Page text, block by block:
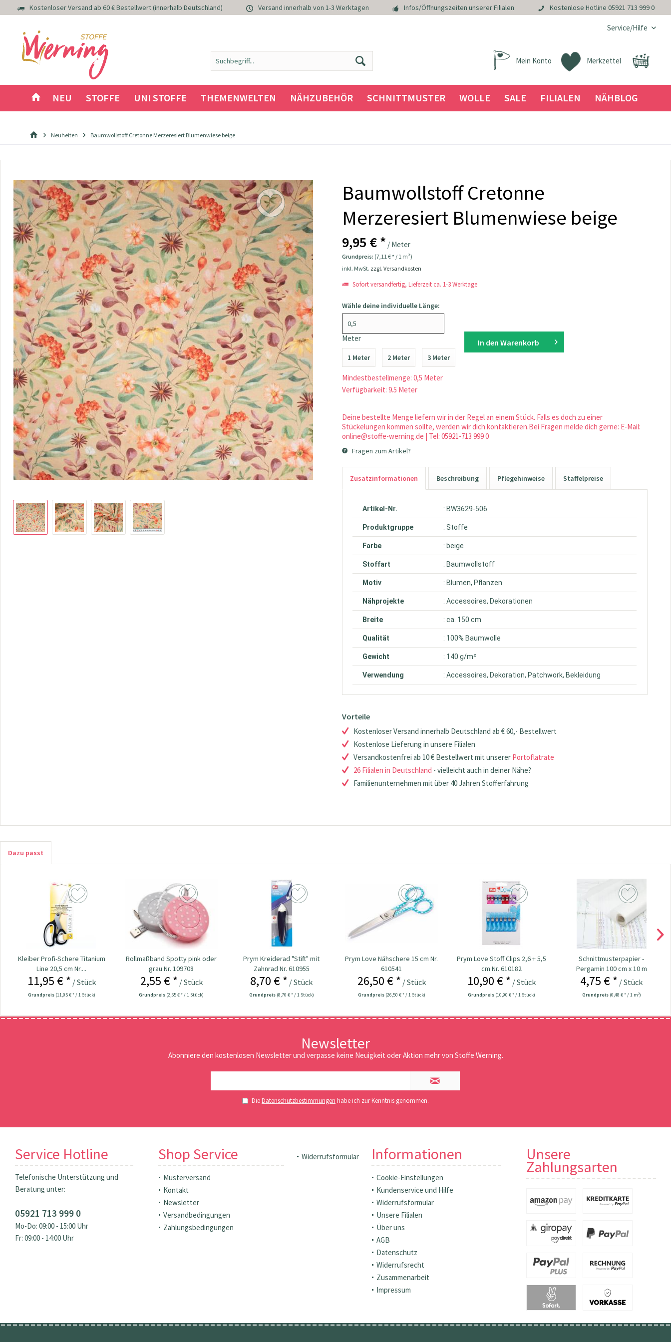
Kostenloser Versand ab 60 € Bestellwert (innerhalb Deutschland) Versand innerhalb von 1-3 Werktagen Infos/Öffnungszeiten unserer Filialen Kostenlose Hotline 05921 713 999 0
Service/Hilfe
Merkzettel
Mein Konto
NEU STOFFE UNI STOFFE THEMENWELTEN NÄHZUBEHÖR SCHNITTMUSTER WOLLE SALE FILIALEN NÄHBLOG
Neuheiten Baumwollstoff Cretonne Merzeresiert Blumenwiese beige
Baumwollstoff Cretonne
Merzeresiert Blumenwiese beige
9,95 € * / Meter
Grundpreis: (7,11 € * / 1 m²)
inkl. MwSt. zzgl. Versandkosten
Sofort versandfertig, Lieferzeit ca. 1-3 Werktage
Wähle deine individuelle Länge:
Meter
1 Meter 2 Meter 3 Meter
Mindestbestellmenge: 0,5 Meter
Verfügbarkeit: 9.5 Meter
In den Warenkorb
Deine bestellte Menge liefern wir in der Regel an einem Stück. Falls es doch zu einer
Stückelungen kommen sollte, werden wir dich kontaktieren.Bei Fragen melde dich gerne: E-Mail:
online@stoffe-werning.de | Tel: 05921-713 999 0
Fragen zum Artikel?
Zusatzinformationen Beschreibung Pflegehinweise Staffelpreise
Artikel-Nr. : BW3629-506
Produktgruppe : Stoffe
Farbe : beige
Stoffart : Baumwollstoff
Motiv : Blumen, Pflanzen
Nähprojekte : Accessoires, Dekorationen
Breite : ca. 150 cm
Qualität : 100% Baumwolle
Gewicht : 140 g/m²
Verwendung : Accessoires, Dekoration, Patchwork, Bekleidung
Vorteile
Kostenloser Versand innerhalb Deutschland ab € 60,- Bestellwert
Kostenlose Lieferung in unsere Filialen
Versandkostenfrei ab 10 € Bestellwert mit unserer Portoflatrate
26 Filialen in Deutschland - vielleicht auch in deiner Nähe?
Familienunternehmen mit über 40 Jahren Stofferfahrung
Dazu passt
Kleiber Profi-Schere Titanium
Line 20,5 cm Nr....
11,95 € * / Stück
Grundpreis (11,95 € * / 1 Stück)
Rollmaßband Spotty pink oder
grau Nr. 109708
2,55 € * / Stück
Grundpreis (2,55 € * / 1 Stück)
Prym Kreiderad "Stift" mit
Zahnrad Nr. 610955
8,70 € * / Stück
Grundpreis (8,70 € * / 1 Stück)
Prym Love Nähschere 15 cm Nr.
610541
26,50 € * / Stück
Grundpreis (26,50 € * / 1 Stück)
Prym Love Stoff Clips 2,6 + 5,5
cm Nr. 610182
10,90 € * / Stück
Grundpreis (10,90 € * / 1 Stück)
Schnittmusterpapier -
Pergamin 100 cm x 10 m
4,75 € * / Stück
Grundpreis (0,48 € * / 1 m²)
Newsletter
Abonniere den kostenlosen Newsletter und verpasse keine Neuigkeit oder Aktion mehr von Stoffe Werning.
DieDatenschutzbestimmungen habe ich zur Kenntnis genommen.
Service Hotline
Telefonische Unterstützung und
Beratung unter:
05921 713 999 0
Mo-Do: 09:00 - 15:00 Uhr
Fr: 09:00 - 14:00 Uhr
Shop Service
Musterversand
Kontakt
Newsletter
Versandbedingungen
Zahlungsbedingungen
Widerrufsformular Informationen
Cookie-Einstellungen
Kundenservice und Hilfe
Widerrufsformular
Unsere Filialen
Über uns
AGB
Datenschutz
Widerrufsrecht
Zusammenarbeit
Impressum
Unsere
Zahlungsarten